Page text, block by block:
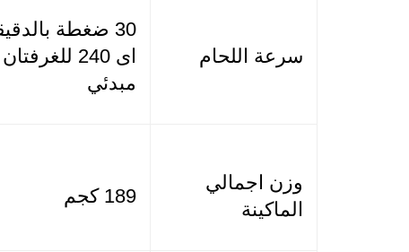
سرعة اللحام
مبدئي
وزن اجمالي
الماكينة
189 كجم